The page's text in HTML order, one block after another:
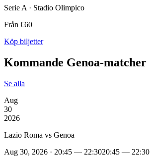
Serie A · Stadio Olimpico
Från €60
Köp biljetter
Kommande Genoa‑matcher
Se alla
Aug
30
2026
Lazio Roma vs Genoa
Aug 30, 2026 · 20:45 — 22:3020:45 — 22:30